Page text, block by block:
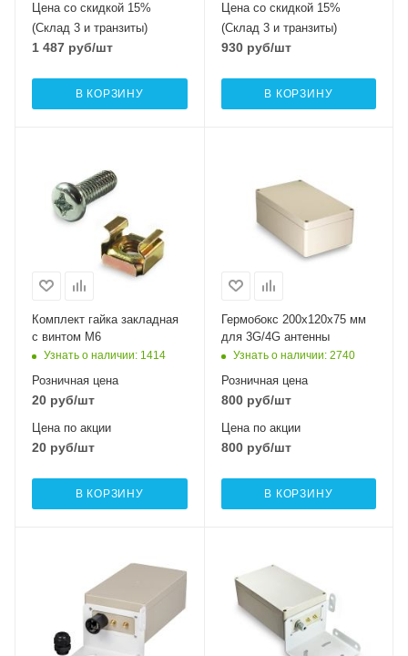
Цена со скидкой 15%
(Склад 3 и транзиты)
1 487 руб/шт
В КОРЗИНУ
Цена со скидкой 15%
(Склад 3 и транзиты)
930руб/шт
В КОРЗИНУ
Комплект гайка закладная
с винтом М6
Узнать о наличии: 1414
Розничная цена
20 руб/шт
Цена по акции
20 руб/шт
В КОРЗИНУ
Гермобокс 200х120х75 мм
для 3G/4G антенны
Узнать о наличии: 2740
Розничная цена
800руб/шт
Цена по акции
800руб/шт
В КОРЗИНУ